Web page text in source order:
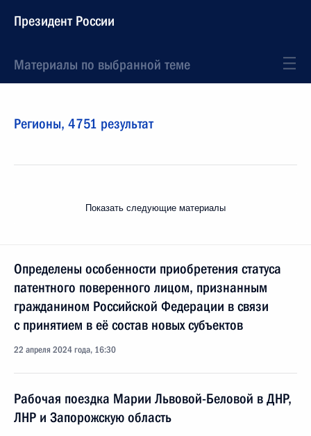
Президент России
Материалы по выбранной теме
Регионы, 4751 результат
Показать следующие материалы
Определены особенности приобретения статуса
патентного поверенного лицом, признанным
гражданином Российской Федерации в связи
с принятием в её состав новых субъектов
22 апреля 2024 года, 16:30
Рабочая поездка Марии Львовой-Беловой в ДНР,
ЛНР и Запорожскую область